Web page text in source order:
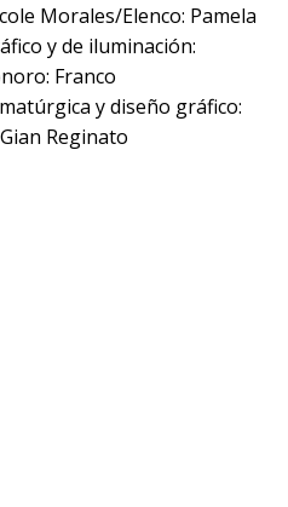
Morales/Elenco: Pamela
y de iluminación:
Franco
y diseño gráfico:
Reginato